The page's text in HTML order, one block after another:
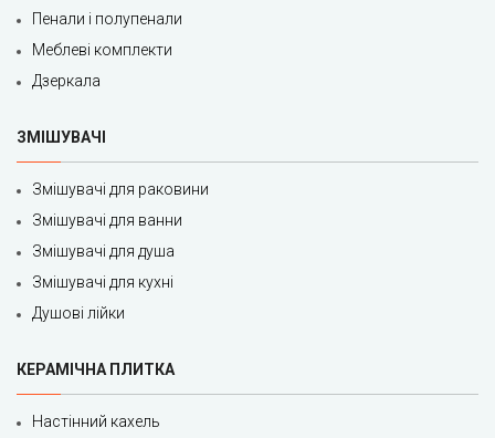
Пенали і полупенали
Меблеві комплекти
Дзеркала
ЗМІШУВАЧІ
Змішувачі для раковини
Змішувачі для ванни
Змішувачі для душа
Змішувачі для кухні
Душові лійки
КЕРАМІЧНА ПЛИТКА
Настінний кахель